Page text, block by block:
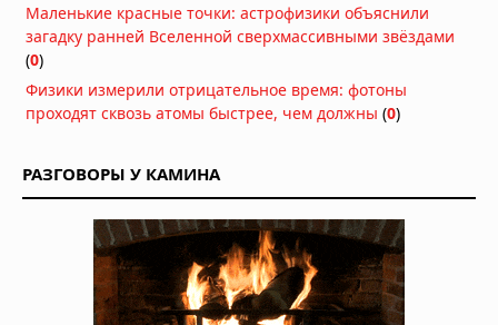
ДНК ребёнка может предсказать
06.08.2026 в 09:13
Мозг не всегда разлагается: учёные
мозг сохраняется тысячи лет
06.08.2026 в 09:11
Жизнь на Земле возникла дважды,
показало исследование
06.08.2026 в 09:06
Маленькие красные точки: астрофизики объяснили
загадку ранней Вселенной сверхмассивными звёздами
(0)
Физики измерили отрицательное время: фотоны
проходят сквозь атомы быстрее, чем должны (0)
РАЗГОВОРЫ У КАМИНА